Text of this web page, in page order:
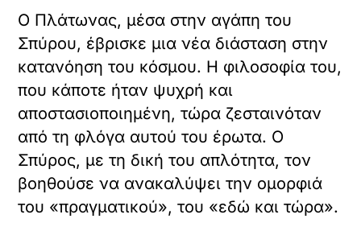
Ο Πλάτωνας, μέσα στην αγάπη του
Σπύρου, έβρισκε μια νέα διάσταση στην
κατανόηση του κόσμου. Η φιλοσοφία του,
που κάποτε ήταν ψυχρή και
αποστασιοποιημένη, τώρα ζεσταινόταν
από τη φλόγα αυτού του έρωτα. Ο
Σπύρος, με τη δική του απλότητα, τον
βοηθούσε να ανακαλύψει την ομορφιά
του «πραγματικού», του «εδώ και τώρα».